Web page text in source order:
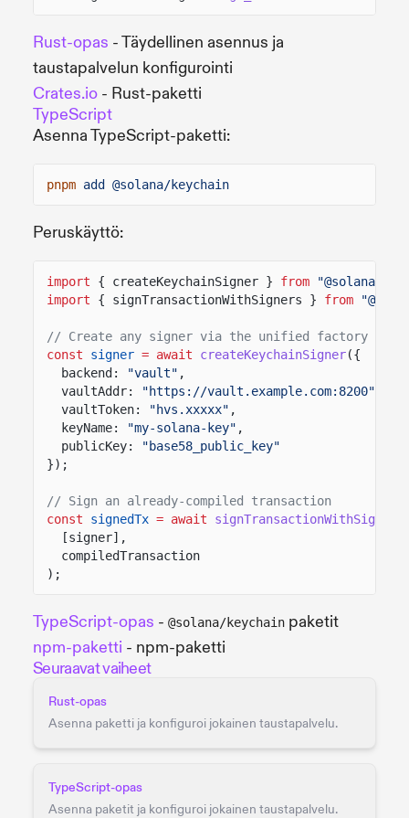
Rust-opas - Täydellinen asennus ja
taustapalvelun konfigurointi
Crates.io - Rust-paketti
TypeScript
Asenna TypeScript-paketti:
pnpm add @solana/keychain
Peruskäyttö:
import { createKeychainSigner } from
"@solana/
import
{ signTransactionWithSigners } from
// Create any signer via the unified factory
const
signer = await createKeychainSigner({
backend:
"vault" ,
vaultAddr:
"https://vault.example.com:8200"
vaultToken:
"hvs.xxxxx" ,
keyName:
"my-solana-key" ,
publicKey:
"base58_public_key"
});
// Sign an already-compiled transaction
const
signedTx = await signTransactionWithSigners
[signer],
compiledTransaction
);
TypeScript-opas - @solana/keychain paketit
npm-paketti - npm-paketti
Seuraavat vaiheet
Rust-opas
Asenna paketti ja konfiguroi jokainen taustapalvelu.
TypeScript-opas
Asenna paketit ja konfiguroi jokainen taustapalvelu.